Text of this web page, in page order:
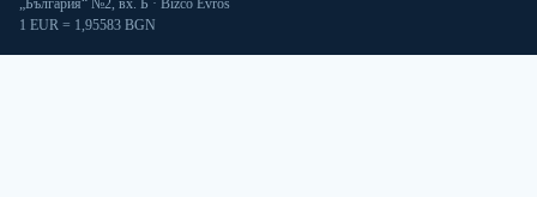
„България“ №2, вх. Б · Bizco Evros
1 EUR = 1,95583 BGN